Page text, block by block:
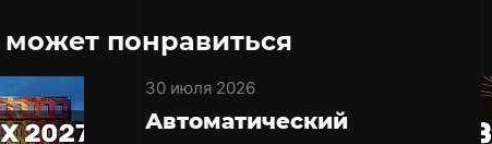
понравиться
30 июля 2026
Автоматический